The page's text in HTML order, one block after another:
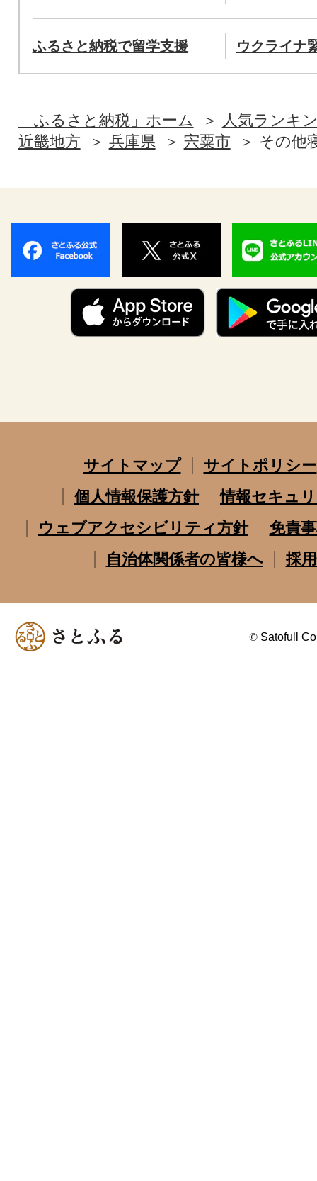
ふるさと納税で留学支援 ウクライナ
「ふるさと納税」ホーム
人気ランキ
近畿地方
兵庫県 宍粟市 その他
サイトマップ
サイトポリシー
個人情報保護方針
情報セキュ
ウェブアクセシビリティ方針
免責
自治体関係者の皆様へ
採
© Satofull